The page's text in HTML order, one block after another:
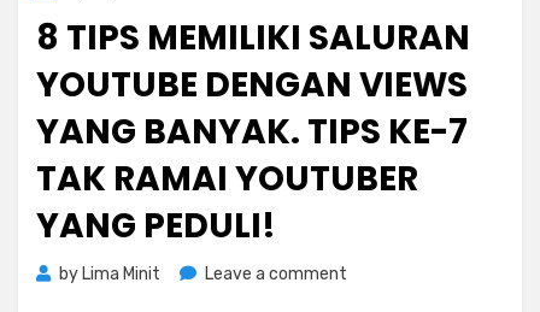
8 TIPS MEMILIKI SALURAN
YOUTUBE DENGAN VIEWS
YANG BANYAK. TIPS KE-7
TAK RAMAI YOUTUBER
YANG PEDULI!
by Lima Minit Leave a comment